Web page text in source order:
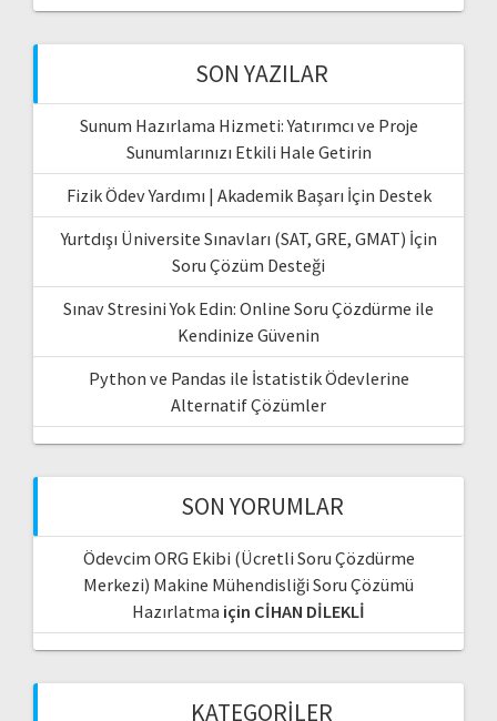
SON YAZILAR
Sunum Hazırlama Hizmeti: Yatırımcı ve Proje
Sunumlarınızı Etkili Hale Getirin
Fizik Ödev Yardımı | Akademik Başarı İçin Destek
Yurtdışı Üniversite Sınavları (SAT, GRE, GMAT) İçin
Soru Çözüm Desteği
Sınav Stresini Yok Edin: Online Soru Çözdürme ile
Kendinize Güvenin
Python ve Pandas ile İstatistik Ödevlerine
Alternatif Çözümler
SON YORUMLAR
Ödevcim ORG Ekibi (Ücretli Soru Çözdürme
Merkezi) Makine Mühendisliği Soru Çözümü
Hazırlatma için CİHAN DİLEKLİ
KATEGORILER